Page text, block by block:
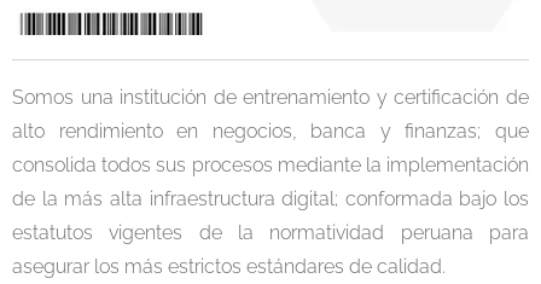
Somos una institución de entrenamiento y certificación de
alto rendimiento en negocios, banca y finanzas; que
consolida todos sus procesos mediante la implementación
de la más alta infraestructura digital; conformada bajo los
estatutos vigentes de la normatividad peruana para
asegurar los más estrictos estándares de calidad.